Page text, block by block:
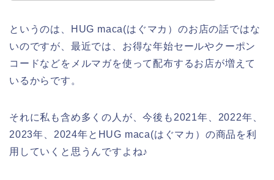
というのは、HUG maca(はぐマカ）のお店の話ではな
いのですが、最近では、お得な年始セールやクーポン
コードなどをメルマガを使って配布するお店が増えて
いるからです。
それに私も含め多くの人が、今後も2021年、2022年、
2023年、2024年とHUG maca(はぐマカ）の商品を利
用していくと思うんですよね♪